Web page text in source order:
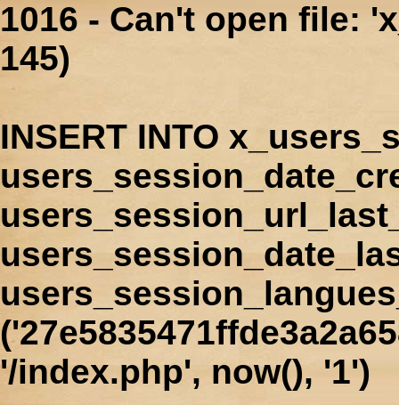
1016 - Can't open file:
145)
INSERT INTO
'/index.php', now(), '1')